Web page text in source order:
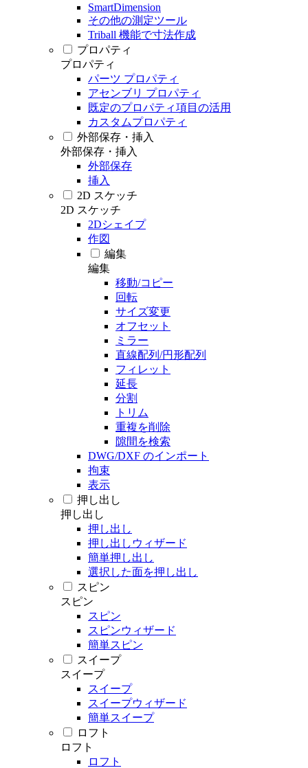
SmartDimension
その他の測定ツール
Triball 機能で寸法作成
プロパティ
プロパティ
パーツ プロパティ
アセンブリ プロパティ
既定のプロパティ項目の活用
カスタムプロパティ
外部保存・挿入
外部保存・挿入
外部保存
挿入
2D スケッチ
2D スケッチ
2Dシェイプ
作図
編集
編集
移動/コピー
回転
サイズ変更
オフセット
ミラー
直線配列/円形配列
フィレット
延長
分割
トリム
重複を削除
隙間を検索
DWG/DXF のインポート
拘束
表示
押し出し
押し出し
押し出し
押し出しウィザード
簡単押し出し
選択した面を押し出し
スピン
スピン
スピン
スピンウィザード
簡単スピン
スイープ
スイープ
スイープ
スイープウィザード
簡単スイープ
ロフト
ロフト
ロフト